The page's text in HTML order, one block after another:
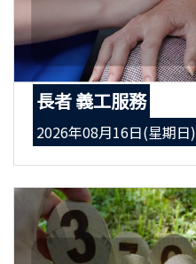
長者 義工服務
2026年08月16日(星期日)